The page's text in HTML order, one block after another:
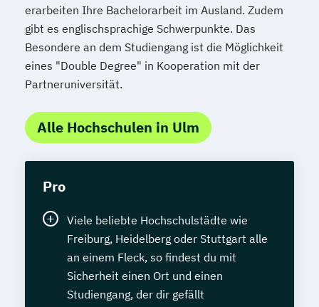
erarbeiten Ihre Bachelorarbeit im Ausland. Zudem
gibt es englischsprachige Schwerpunkte. Das
Besondere an dem Studiengang ist die Möglichkeit
eines "Double Degree" in Kooperation mit der
Partneruniversität.
Alle Hochschulen in Ulm
Pro
Viele beliebte Hochschulstädte wie
Freiburg, Heidelberg oder Stuttgart alle
an einem Fleck, so findest du mit
Sicherheit einen Ort und einen
Studiengang, der dir gefällt